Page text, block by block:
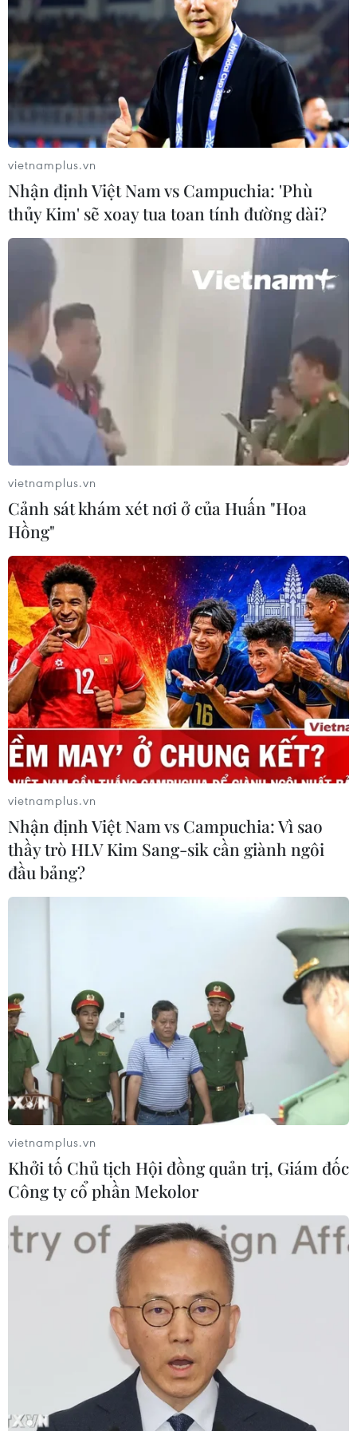
vietnamplus.vn
Nhận định Việt Nam vs Campuchia: 'Phù
thủy Kim' sẽ xoay tua toan tính đường dài?
vietnamplus.vn
Cảnh sát khám xét nơi ở của Huấn "Hoa
Hồng"
vietnamplus.vn
Nhận định Việt Nam vs Campuchia: Vì sao
thầy trò HLV Kim Sang-sik cần giành ngôi
đầu bảng?
vietnamplus.vn
Khởi tố Chủ tịch Hội đồng quản trị, Giám đốc
Công ty cổ phần Mekolor